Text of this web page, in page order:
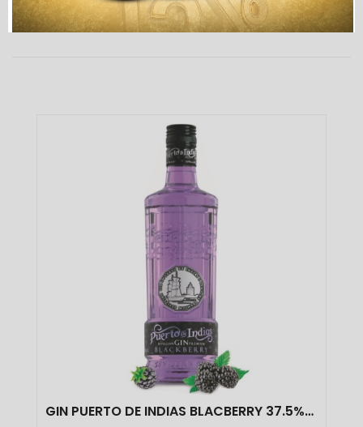
PRODOTTI NELLA STESSA CATEGORIA
GIN PUERTO DE INDIAS BLACBERRY 37.5%